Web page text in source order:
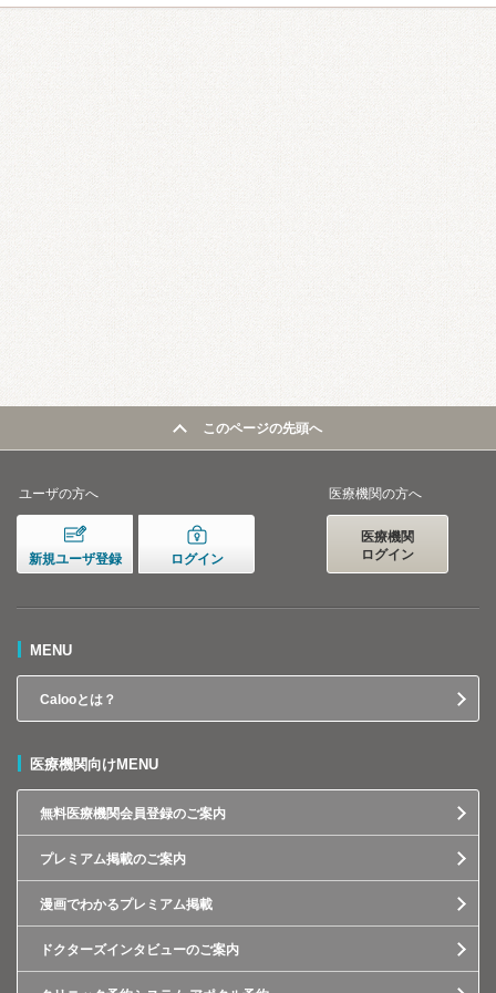
このページの先頭へ
ユーザの方へ
新規ユーザ登録 ログイン
医療機関の方へ
医療機関
ログイン
MENU
Calooとは？
医療機関向けMENU
無料医療機関会員登録のご案内
プレミアム掲載のご案内
漫画でわかるプレミアム掲載
ドクターズインタビューのご案内